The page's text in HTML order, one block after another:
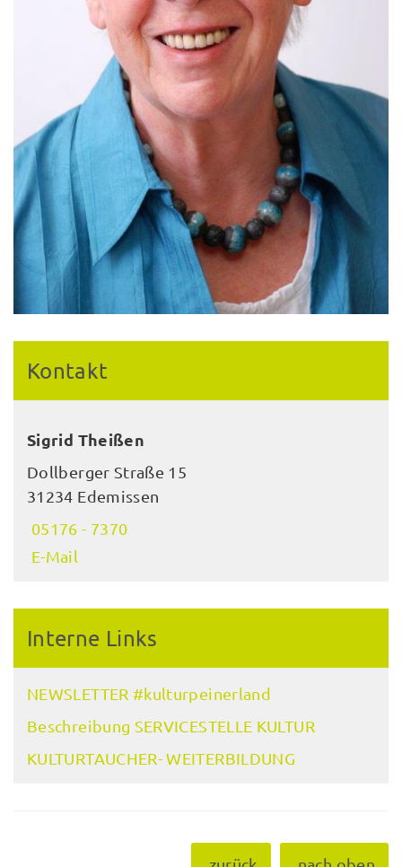
Kontakt
Sigrid Theißen
Dollberger Straße 15
31234 Edemissen
05176 - 7370
E-Mail
Interne Links
NEWSLETTER #kulturpeinerland
Beschreibung SERVICESTELLE KULTUR
KULTURTAUCHER- WEITERBILDUNG